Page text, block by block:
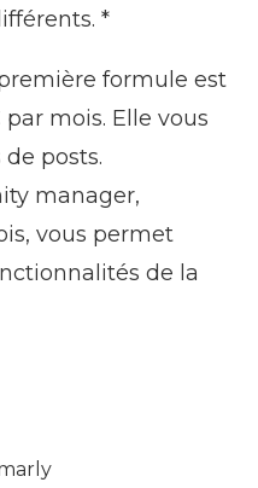
*
formule est
par mois. Elle vous
posts.
manager,
vous permet
de la